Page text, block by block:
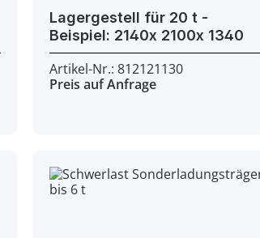
Lagergestell für 20 t -
Beispiel: 2140x 2100x 1340
Artikel-Nr.: 812121130
Preis auf Anfrage